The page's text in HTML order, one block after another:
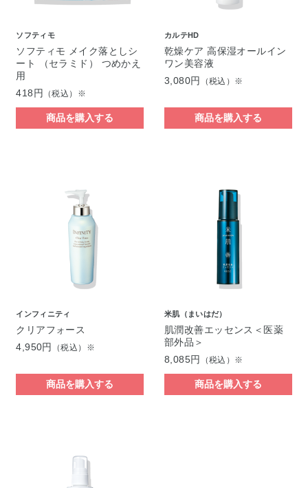
ソフティモ
ソフティモ メイク落としシ
ート （セラミド） つめかえ
用
418円
（税込）※
商品を購入する
カルテHD
乾燥ケア 高保湿オールイン
ワン美容液
3,080円
（税込）※
商品を購入する
インフィニティ
クリアフォース
4,950円
（税込）※
商品を購入する
米肌（まいはだ）
肌潤改善エッセンス＜医薬
部外品＞
8,085円
（税込）※
商品を購入する